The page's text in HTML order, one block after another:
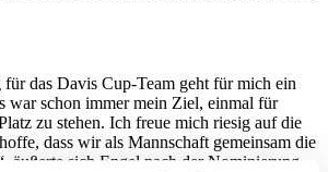
das Davis Cup-Team geht für mich ein
war schon immer mein Ziel, einmal für
zu stehen. Ich freue mich riesig auf die
dass wir als Mannschaft gemeinsam die
äußerte sich Engel nach der Nominierung